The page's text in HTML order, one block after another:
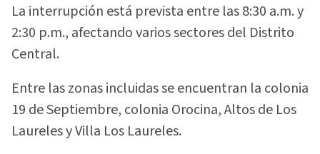
La interrupción está prevista entre las 8:30 a.m. y
2:30 p.m., afectando varios sectores del Distrito
Central.
Entre las zonas incluidas se encuentran la colonia
19 de Septiembre, colonia Orocina, Altos de Los
Laureles y Villa Los Laureles.